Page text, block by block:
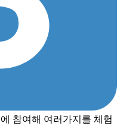
참여해 여러가지를 체험